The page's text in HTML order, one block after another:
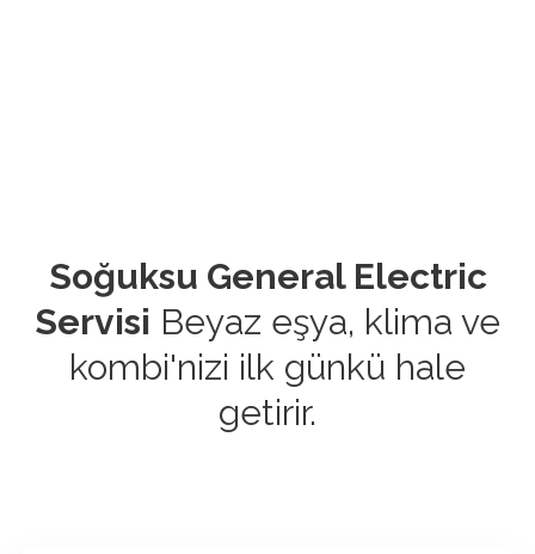
Soğuksu General Electric
Servisi Beyaz eşya, klima ve
kombi'nizi ilk günkü hale
getirir.